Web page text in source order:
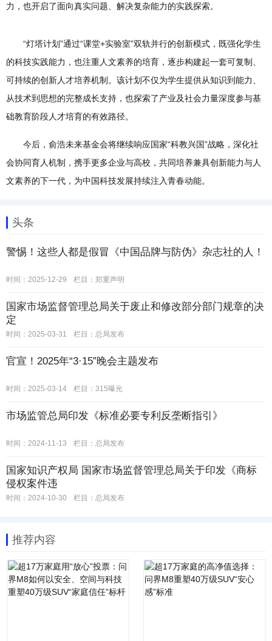
力，也开启了面向真实问题、解决复杂能力的实践探索。
“灯塔计划”通过“课堂+实验室”双轨并行的创新模式，既强化学生
的科技实践能力，也注重人文素养的培育，逐步构建起一套可复制、
可持续的创新人才培养机制。该计划不仅为学生提供从知识到能力、
从技术到思想的完整成长支持，也探索了产业及社会力量深度参与基
础教育阶段人才培育的有效路径。
今后，俞浩未来基金会将继续响应国家“科教兴国”战略，深化社
会协同育人机制，携手更多企业与高校，共同培养兼具创新能力与人
文素养的下一代，为中国科技发展持续注入青春动能。
头条
警惕！这些人都是假冒《中国品牌与防伪》杂志社的人！
时间：2025-12-29 栏目： 郑重声明
国家市场监督管理总局关于废止和修改部分部门规章的决
定
时间：2025-03-31 栏目： 总局发布
官宣！2025年“3·15”晚会主题发布
时间：2025-03-14 栏目： 315曝光
市场监管总局印发《标准必要专利反垄断指引》
时间：2024-11-13 栏目： 总局发布
国家知识产权局 国家市场监督管理总局关于印发《商标
侵权案件违
时间：2024-10-30 栏目： 总局发布
推荐内容